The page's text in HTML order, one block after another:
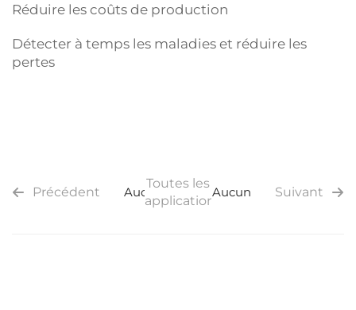
Réduire les coûts de production
Détecter à temps les maladies et réduire les
pertes
Précédent Aucun
Toutes les
applications
Suivant
Aucun